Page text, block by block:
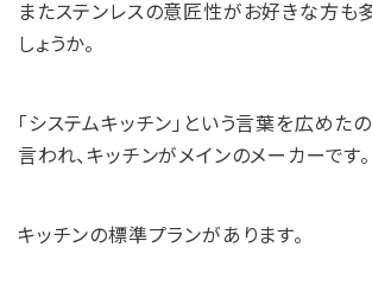
またステンレスの意匠性がお好きな方も
しょうか。
「システムキッチン」という言葉を広めた
言われ、キッチンがメインのメーカーです。
キッチンの標準プランがあります。